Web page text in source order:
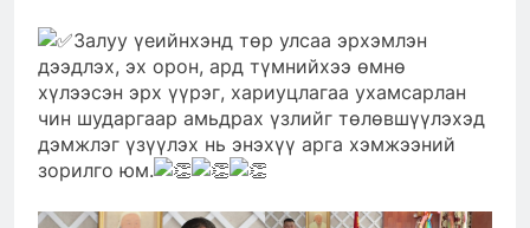
Залуу үеийнхэнд төр улсаа эрхэмлэн
дээдлэх, эх орон, ард түмнийхээ өмнө
хүлээсэн эрх үүрэг, хариуцлагаа ухамсарлан
чин шударгаар амьдрах үзлийг төлөвшүүлэхэд
дэмжлэг үзүүлэх нь энэхүү арга хэмжээний
зорилго юм.